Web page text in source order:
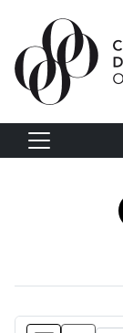
Vés al contingut
Navegació